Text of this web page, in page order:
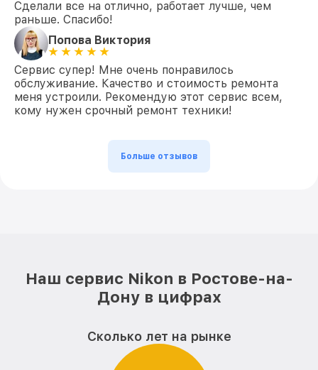
Сделали все на отлично, работает лучше, чем
раньше. Спасибо!
Попова Виктория
Сервис супер! Мне очень понравилось
обслуживание. Качество и стоимость ремонта
меня устроили. Рекомендую этот сервис всем,
кому нужен срочный ремонт техники!
Больше отзывов
Наш сервис Nikon в Ростове-на-
Дону в цифрах
Сколько лет на рынке